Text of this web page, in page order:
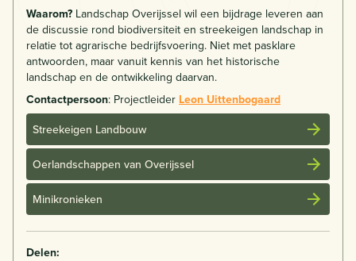
Waarom? Landschap Overijssel wil een bijdrage leveren aan
de discussie rond biodiversiteit en streekeigen landschap in
relatie tot agrarische bedrijfsvoering. Niet met pasklare
antwoorden, maar vanuit kennis van het historische
landschap en de ontwikkeling daarvan.
Contactpersoon: Projectleider Leon Uittenbogaard
Streekeigen Landbouw
Oerlandschappen van Overijssel
Minikronieken
Delen: